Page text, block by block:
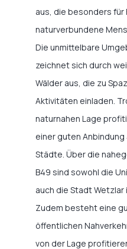
aus, die besonders für
naturverbundene
Die unmittelbare
zeichnet sich durch
Wälder aus, die zu
Aktivitäten einladen.
naturnahen Lage
einer guten
Städte. Über die
B49 sind sowohl die
auch die Stadt Wetzlar
Zudem besteht eine
öffentlichen
von der Lage